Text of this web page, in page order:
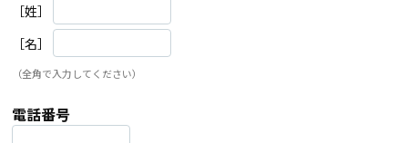
［姓］
［名］
（全角で入力してください）
電話番号